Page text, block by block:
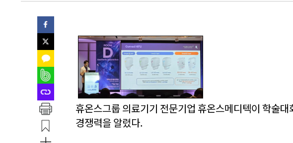
휴온스그룹 의료기기 전문기업 휴온스메디텍이 학술
경쟁력을 알렸다.